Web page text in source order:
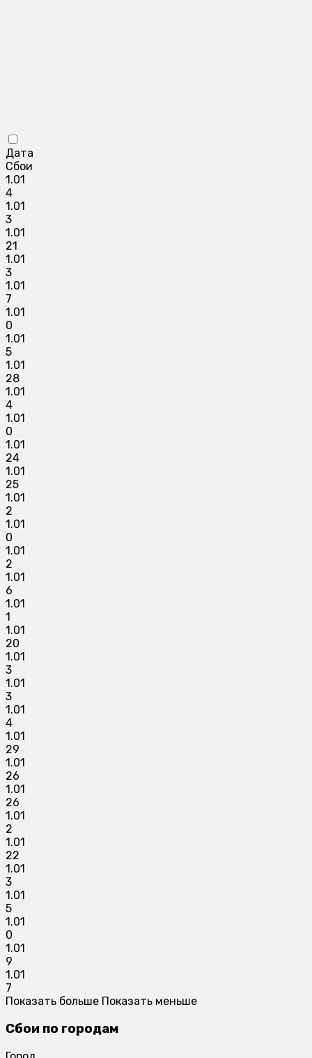
Дата
Сбои
1.01
4
1.01
3
1.01
21
1.01
3
1.01
7
1.01
0
1.01
5
1.01
28
1.01
4
1.01
0
1.01
24
1.01
25
1.01
2
1.01
0
1.01
2
1.01
6
1.01
1
1.01
20
1.01
3
1.01
3
1.01
4
1.01
29
1.01
26
1.01
26
1.01
2
1.01
22
1.01
3
1.01
5
1.01
0
1.01
9
1.01
7
Показать больше Показать меньше
Сбои по городам